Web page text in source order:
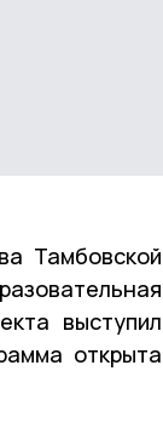
Тамбовской
выступил
открыта